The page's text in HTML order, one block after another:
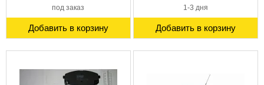
под заказ
Добавить в корзину
1-3 дня
Добавить в корзину